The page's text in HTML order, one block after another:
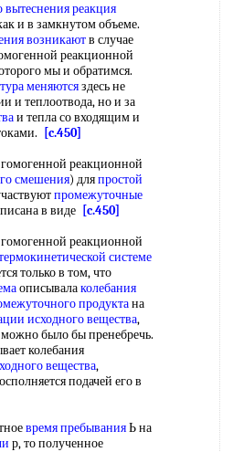
вытеснения реакция
и в замкнутом объеме.
возникаютв случае
реакционной
мы и обратимся.
меняютсяздесь не
и теплоотвода, но и за
и тепла со входящим и
[c.450]
гомогенной реакционной
смешения) дляпростой
промежуточные
в виде [c.450]
гомогенной реакционной
системе
только в том, что
описывалаколебания
продуктана
исходного вещества,
было бы пренебречь.
колебания
вещества,
подачей его в
время пребыванияЬ на
р, то полученное